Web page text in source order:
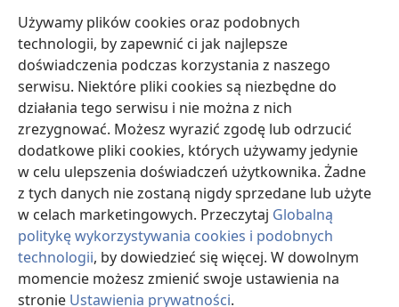
Używamy plików cookies oraz podobnych
technologii, by zapewnić ci jak najlepsze
doświadczenia podczas korzystania z naszego
serwisu. Niektóre pliki cookies są niezbędne do
działania tego serwisu i nie można z nich
zrezygnować. Możesz wyrazić zgodę lub odrzucić
dodatkowe pliki cookies, których używamy jedynie
w celu ulepszenia doświadczeń użytkownika. Żadne
z tych danych nie zostaną nigdy sprzedane lub użyte
w celach marketingowych. Przeczytaj Globalną
politykę wykorzystywania cookies i podobnych
technologii, by dowiedzieć się więcej. W dowolnym
momencie możesz zmienić swoje ustawienia na
stronie Ustawienia prywatności.
Darowizny
(opens
new
window)BIBLIOTEKA INTERNETOWA Strażnicy
(opens
new
window)JW Hub
(opens
new
window)JW Library
Watchtower Library
Copyright© 2026 Watch Tower Bible and Tract Society of Pennsylvania.
WARUNKI UŻYTKOWANIA| POLITYKA PRYWATNOŚCI